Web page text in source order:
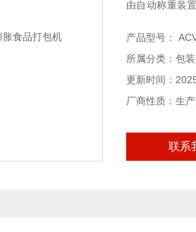
由自动称重装
产品型号：
所属分类：包
更新时间：
厂商性质：生
联系